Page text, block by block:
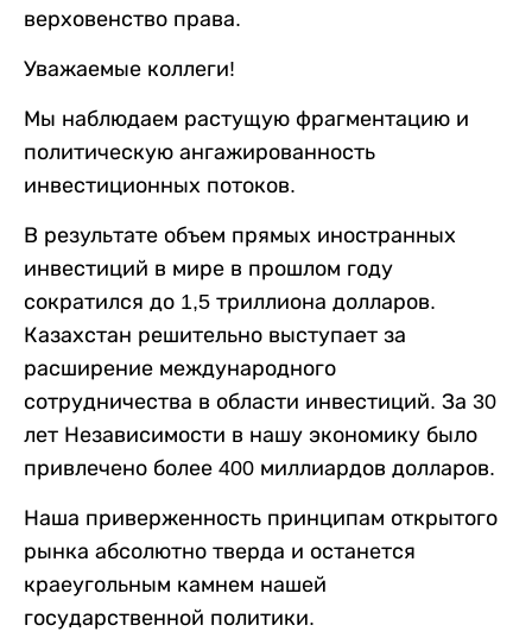
верховенство права.
Уважаемые коллеги!
Мы наблюдаем растущую фрагментацию и
политическую ангажированность
инвестиционных потоков.
В результате объем прямых иностранных
инвестиций в мире в прошлом году
сократился до 1,5 триллиона долларов.
Казахстан решительно выступает за
расширение международного
сотрудничества в области инвестиций. За 30
лет Независимости в нашу экономику было
привлечено более 400 миллиардов долларов.
Наша приверженность принципам открытого
рынка абсолютно тверда и останется
краеугольным камнем нашей
государственной политики.